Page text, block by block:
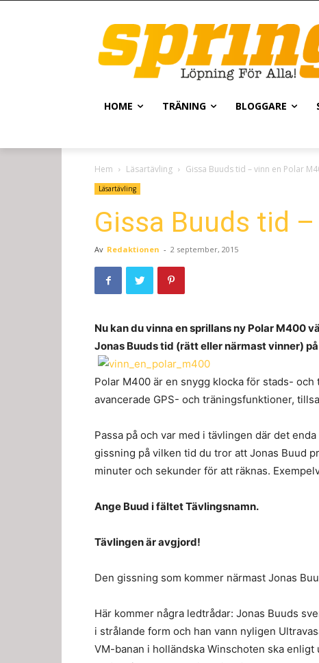
HOME TRÄNING BLOGGARE
Hem Läsartävling Gissa Buuds tid – vinn en Polar
Läsartävling
Gissa Buuds tid
Av Redaktionen - 2 september, 2015
Nu kan du vinna en sprillans ny Polar M400
Jonas Buuds tid (rätt eller närmast vinner)
Polar M400 är en snygg klocka för stads-
avancerade GPS- och träningsfunktioner,
Passa på och var med i tävlingen där det
gissning på vilken tid du tror att Jonas Buud
minuter och sekunder för att räknas.
Ange Buud i fältet Tävlingsnamn.
Tävlingen är avgjord!
Den gissning som kommer närmast Jonas
Här kommer några ledtrådar: Jonas Buuds
i strålande form och han vann nyligen
VM-banan i holländska Winschoten ska